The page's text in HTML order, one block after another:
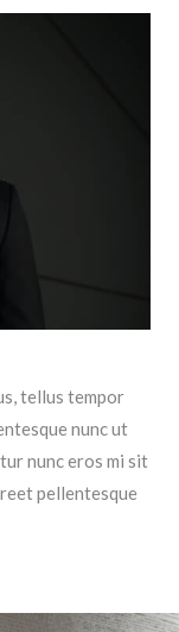
tellus tempor
nunc ut
nunc eros mi sit
pellentesque